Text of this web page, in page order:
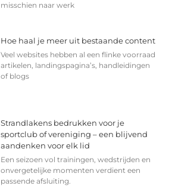
misschien naar werk
Hoe haal je meer uit bestaande content
Veel websites hebben al een flinke voorraad
artikelen, landingspagina’s, handleidingen
of blogs
Strandlakens bedrukken voor je
sportclub of vereniging – een blijvend
aandenken voor elk lid
Een seizoen vol trainingen, wedstrijden en
onvergetelijke momenten verdient een
passende afsluiting.